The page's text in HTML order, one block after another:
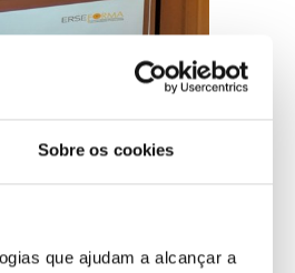
Sobre os cookies
que ajudam a alcançar a